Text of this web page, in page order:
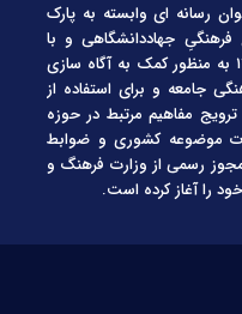
رسانه ای وابسته به پارک
جهاددانشگاهی و با
عنوان اختصاری «سینا» از ۱۶ مرداد ۱۳۹۳ به منظور کمک به آگاه سازی
جامعه و برای استفاده از
مفاهیم مرتبط در حوزه
موضوعه کشوری و ضوابط
رسمی از وزارت فرهنگ و